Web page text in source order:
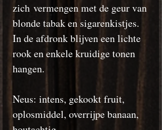
zich vermengen met de geur van
blonde tabak en sigarenkistjes.
In de afdronk blijven een lichte
rook en enkele kruidige tonen
hangen.
Neus: intens, gekookt fruit,
oplosmiddel, overrijpe banaan,